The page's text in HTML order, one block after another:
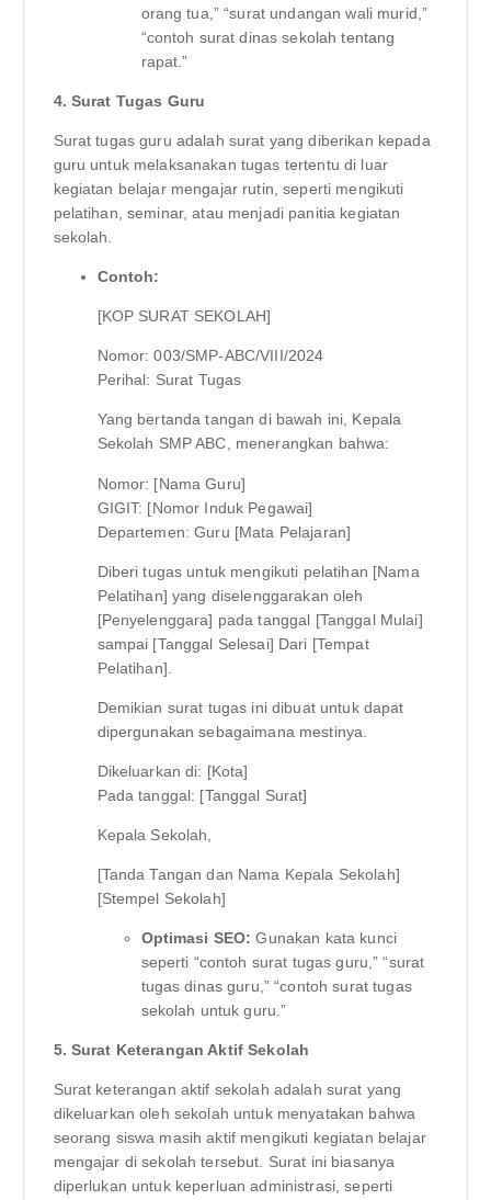
orang tua,” “surat undangan wali murid,”
“contoh surat dinas sekolah tentang
rapat.”
4. Surat Tugas Guru
Surat tugas guru adalah surat yang diberikan kepada
guru untuk melaksanakan tugas tertentu di luar
kegiatan belajar mengajar rutin, seperti mengikuti
pelatihan, seminar, atau menjadi panitia kegiatan
sekolah.
Contoh:
[KOP SURAT SEKOLAH]
Nomor: 003/SMP-ABC/VIII/2024
Perihal: Surat Tugas
Yang bertanda tangan di bawah ini, Kepala
Sekolah SMP ABC, menerangkan bahwa:
Nomor: [Nama Guru]
GIGIT: [Nomor Induk Pegawai]
Departemen: Guru [Mata Pelajaran]
Diberi tugas untuk mengikuti pelatihan [Nama
Pelatihan] yang diselenggarakan oleh
[Penyelenggara] pada tanggal [Tanggal Mulai]
sampai [Tanggal Selesai] Dari [Tempat
Pelatihan].
Demikian surat tugas ini dibuat untuk dapat
dipergunakan sebagaimana mestinya.
Dikeluarkan di: [Kota]
Pada tanggal: [Tanggal Surat]
Kepala Sekolah,
[Tanda Tangan dan Nama Kepala Sekolah]
[Stempel Sekolah]
Optimasi SEO: Gunakan kata kunci
seperti “contoh surat tugas guru,” “surat
tugas dinas guru,” “contoh surat tugas
sekolah untuk guru.”
5. Surat Keterangan Aktif Sekolah
Surat keterangan aktif sekolah adalah surat yang
dikeluarkan oleh sekolah untuk menyatakan bahwa
seorang siswa masih aktif mengikuti kegiatan belajar
mengajar di sekolah tersebut. Surat ini biasanya
diperlukan untuk keperluan administrasi, seperti